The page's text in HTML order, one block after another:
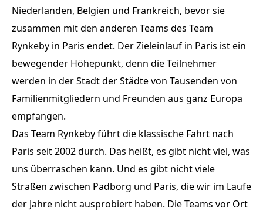
Niederlanden, Belgien und Frankreich, bevor sie
zusammen mit den anderen Teams des Team
Rynkeby in Paris endet. Der Zieleinlauf in Paris ist ein
bewegender Höhepunkt, denn die Teilnehmer
werden in der Stadt der Städte von Tausenden von
Familienmitgliedern und Freunden aus ganz Europa
empfangen.
Das Team Rynkeby führt die klassische Fahrt nach
Paris seit 2002 durch. Das heißt, es gibt nicht viel, was
uns überraschen kann. Und es gibt nicht viele
Straßen zwischen Padborg und Paris, die wir im Laufe
der Jahre nicht ausprobiert haben. Die Teams vor Ort